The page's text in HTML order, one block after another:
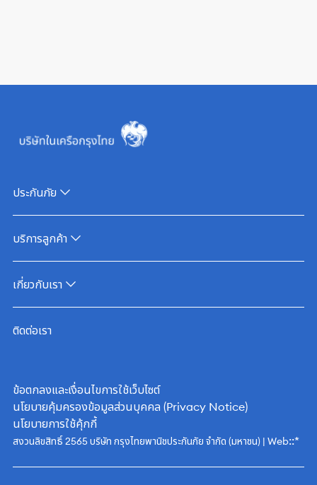
ประกันภัย
บริการลูกค้า
เกี่ยวกับเรา
ติดต่อเรา
ข้อตกลงและเงื่อนไขการใช้เว็บไซต์
นโยบายคุ้มครองข้อมูลส่วนบุคคล (Privacy Notice)
นโยบายการใช้คุ้กกี้
สงวนลิขสิทธิ์ 2565 บริษัท กรุงไทยพานิชประกันภัย จำกัด (มหาชน) | Web::*